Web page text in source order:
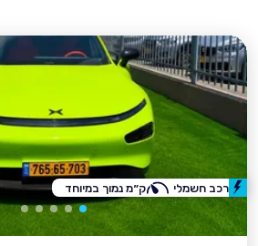
רכב חשמלי ק״מ נמוך במיוחד